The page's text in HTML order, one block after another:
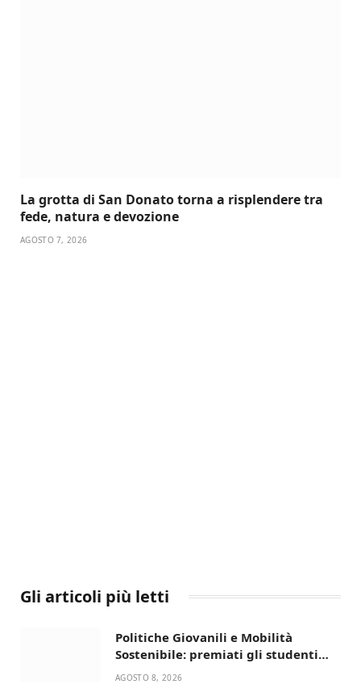
La grotta di San Donato torna a risplendere tra
fede, natura e devozione
AGOSTO 7, 2026
Gli articoli più letti
Politiche Giovanili e Mobilità
Sostenibile: premiati gli studenti
universitari del bando “La strada
AGOSTO 8, 2026